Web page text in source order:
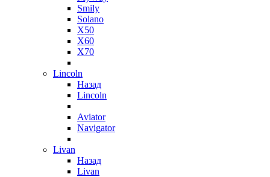
Smily
Solano
X50
X60
X70
Lincoln
Назад
Lincoln
Aviator
Navigator
Livan
Назад
Livan